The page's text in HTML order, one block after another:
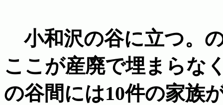
小和沢の谷に立つ。
ここが産廃で埋まらな
の谷間には10件の家族